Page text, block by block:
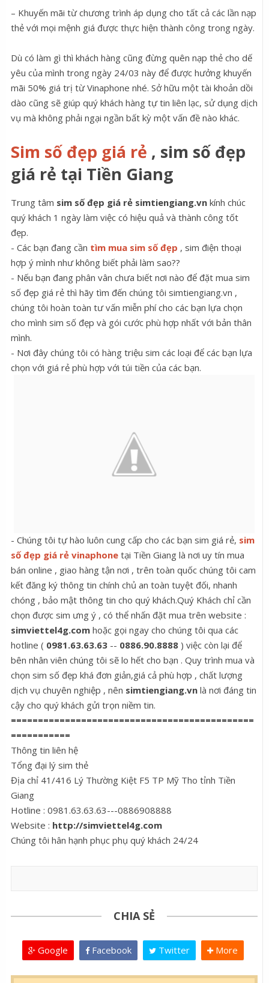
– Khuyến mãi từ chương trình áp dụng cho tất cả các lần nạp
thẻ với mọi mệnh giá được thực hiện thành công trong ngày.
Dù có làm gì thì khách hàng cũng đừng quên nạp thẻ cho dế
yêu của mình trong ngày 24/03 này để được hưởng khuyến
mãi 50% giá trị từ Vinaphone nhé. Sở hữu một tài khoản dồi
dào cũng sẽ giúp quý khách hàng tự tin liên lạc, sử dụng dịch
vụ mà không phải ngại ngần bất kỳ một vấn đề nào khác.
Sim số đẹp giá rẻ , sim số đẹp
giá rẻ tại Tiền Giang
Trung tâm sim số đẹp giá rẻ simtiengiang.vn kính chúc
quý khách 1 ngày làm việc có hiệu quả và thành công tốt
đẹp.
- Các bạn đang cần tìm mua sim số đẹp , sim điện thoại
hợp ý mình như không biết phải làm sao??
- Nếu bạn đang phân vân chưa biết nơi nào để đặt mua sim
số đẹp giá rẻ thì hãy tìm đến chúng tôi simtiengiang.vn ,
chúng tôi hoàn toàn tư vấn miễn phí cho các bạn lựa chọn
cho mình sim số đẹp và gói cước phù hợp nhất với bản thân
mình.
- Nơi đây chúng tôi có hàng triệu sim các loại để các bạn lựa
chọn với giá rẻ phù hợp với túi tiền của các bạn.
- Chúng tôi tự hào luôn cung cấp cho các bạn sim giá rẻ, sim
số đẹp giá rẻ vinaphone tại Tiền Giang là nơi uy tín mua
bán online , giao hàng tận nơi , trên toàn quốc chúng tôi cam
kết đăng ký thông tin chính chủ an toàn tuyệt đối, nhanh
chóng , bảo mật thông tin cho quý khách.Quý Khách chỉ cần
chọn được sim ưng ý , có thể nhấn đặt mua trên website :
simviettel4g.com hoặc gọi ngay cho chúng tôi qua các
hotline ( 0981.63.63.63 -- 0886.90.8888 ) việc còn lại để
bên nhân viên chúng tôi sẽ lo hết cho bạn . Quy trình mua và
chọn sim số đẹp khá đơn giản,giá cả phù hợp , chất lượng
dịch vụ chuyên nghiệp , nên simtiengiang.vn là nơi đáng tin
cậy cho quý khách gửi trọn niềm tin.
=============================================
===========
Thông tin liên hệ
Tổng đại lý sim thẻ
Địa chỉ 41/416 Lý Thường Kiệt F5 TP Mỹ Tho tỉnh Tiền
Giang
Hotline : 0981.63.63.63---0886908888
Website : http://simviettel4g.com
Chúng tôi hân hạnh phục phụ quý khách 24/24
CHIA SẺ
Google Facebook Twitter More